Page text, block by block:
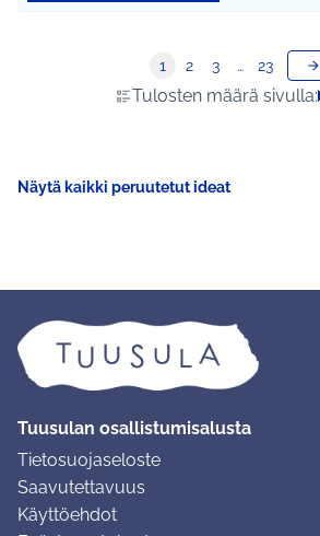
Tulosten määrä sivulla:
1 2 3 … 23
Näytä kaikki peruutetut ideat
Tuusulan osallistumisalusta
Tietosuojaseloste
Saavutettavuus
Käyttöehdot